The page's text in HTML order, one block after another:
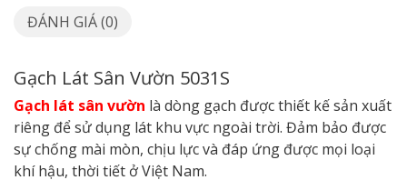
ĐÁNH GIÁ (0)
Gạch Lát Sân Vườn 5031S
Gạch lát sân vườn là dòng gạch được thiết kế sản xuất
riêng để sử dụng lát khu vực ngoài trời. Đảm bảo được
sự chống mài mòn, chịu lực và đáp ứng được mọi loại
khí hậu, thời tiết ở Việt Nam.